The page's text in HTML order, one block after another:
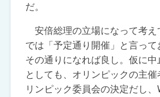
だ。
安倍総理の立場になって考え
では「予定通り開催」と言って
その通りになれば良し。仮に
としても、オリンピックの主催
リンピック委員会の決定だし、